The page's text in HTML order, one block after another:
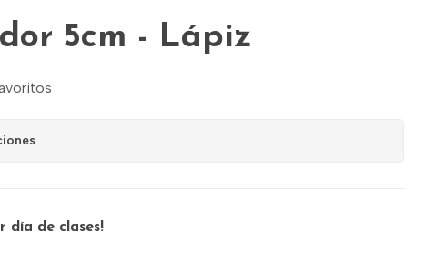
5cm - Lápiz
día de clases!